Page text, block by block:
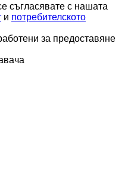
съгласявате с нашата
и потребителското
за предоставяне